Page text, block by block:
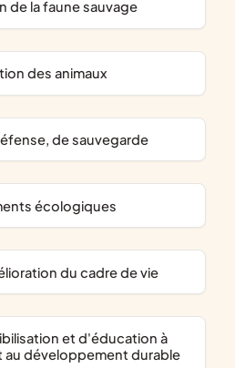
de la faune sauvage
des animaux
de sauvegarde
écologiques
du cadre de vie
au développement durable